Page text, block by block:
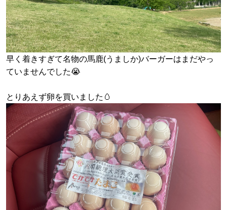
早く着きすぎて名物の馬鹿(うましか)バーガーはまだやっ
ていませんでした😭
とりあえず卵を買いました🥚